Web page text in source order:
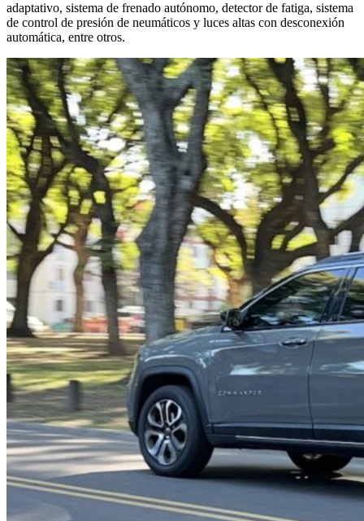
adaptativo, sistema de frenado autónomo, detector de fatiga, sistema
de control de presión de neumáticos y luces altas con desconexión
automática, entre otros.